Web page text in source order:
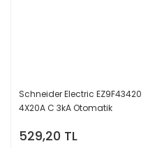
Schneider Electric EZ9F43420
4X20A C 3kA Otomatik
529,20 TL